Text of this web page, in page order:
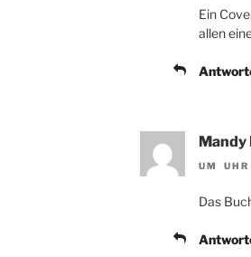
Ein
allen
Mandy
UM UHR
Das